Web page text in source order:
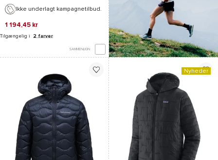
Ikke underlagt kampagnetilbud.
1 194,45 kr
Tilgængelig i 2 farver
SAMMENLIGN
*Se betingelserneher
Nyheder